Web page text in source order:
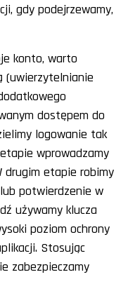
gdy podejrzewamy,
konto, warto
(uwierzytelnianie
dostępem do
logowanie tak
wprowadzamy
drugim etapie robimy
potwierdzenie w
używamy klucza
poziom ochrony
Stosując
zabezpieczamy